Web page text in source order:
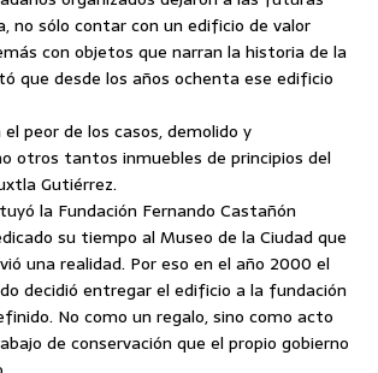
no sólo contar con un edificio de valor
con objetos que narran la historia de la
que desde los años ochenta ese edificio
peor de los casos, demolido y
otros tantos inmuebles de principios del
Gutiérrez.
la Fundación Fernando Castañón
su tiempo al Museo de la Ciudad que
una realidad. Por eso en el año 2000 el
decidió entregar el edificio a la fundación
No como un regalo, sino como acto
de conservación que el propio gobierno